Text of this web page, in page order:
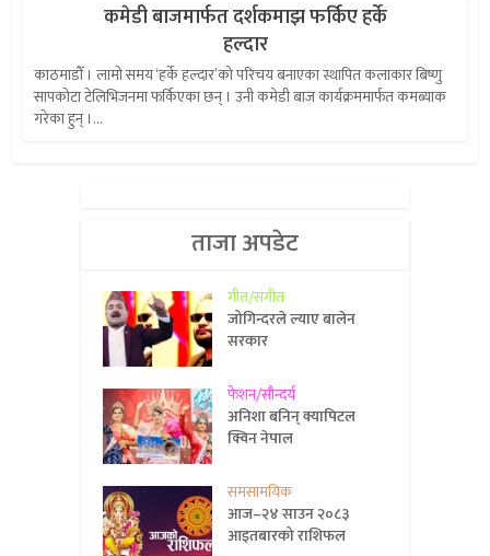
कमेडी बाजमार्फत दर्शकमाझ फर्किए हर्के
हल्दार
काठमाडौँ । लामो समय ‘हर्के हल्दार’को परिचय बनाएका स्थापित कलाकार बिष्णु
सापकोटा टेलिभिजनमा फर्किएका छन् । उनी कमेडी बाज कार्यक्रममार्फत कमब्याक
गरेका हुन् ।...
ताजा अपडेट
गीत/संगीत
जोगिन्दरले ल्याए बालेन
सरकार
फेशन/सौन्दर्य
अनिशा बनिन् क्यापिटल
क्विन नेपाल
समसामयिक
आज–२४ साउन २०८३
आइतबारको राशिफल